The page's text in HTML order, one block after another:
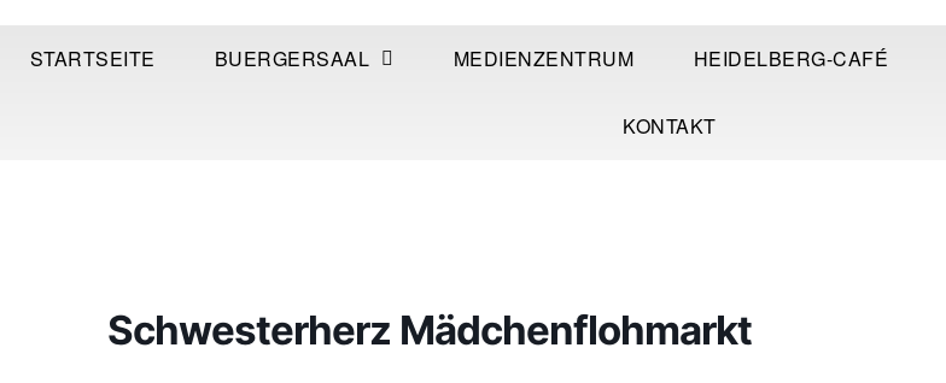
STARTSEITE BUERGERSAAL MEDIENZENTRUM HEIDELBERG-CAFÉ
KONTAKT
Schwesterherz Mädchenflohmarkt